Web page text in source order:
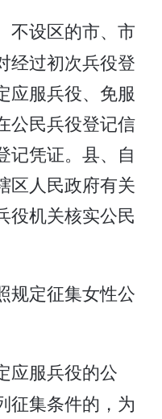
不设区的市、市
经过初次兵役登
应服兵役、免服
公民兵役登记信
记凭证。县、自
区人民政府有关
役机关核实公民
规定征集女性公
应服兵役的公
征集条件的，为